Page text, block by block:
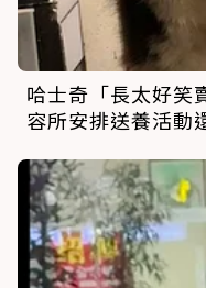
哈士奇「長太好笑
容所安排送養活動